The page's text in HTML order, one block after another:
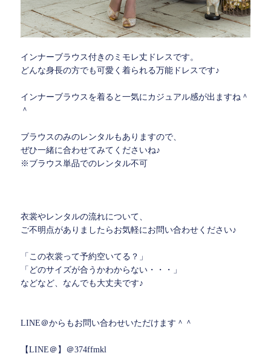
インナーブラウス付きのミモレ丈ドレスです。
どんな身長の方でも可愛く着られる万能ドレスです♪
インナーブラウスを着ると一気にカジュアル感が出ますね＾
＾
ブラウスのみのレンタルもありますので、
ぜひ一緒に合わせてみてくださいね♪
※ブラウス単品でのレンタル不可
衣裳やレンタルの流れについて、
ご不明点がありましたらお気軽にお問い合わせください♪
「この衣裳って予約空いてる？」
「どのサイズが合うかわからない・・・」
などなど、なんでも大丈夫です♪
LINE＠からもお問い合わせいただけます＾＾
【LINE＠】＠374ffmkl